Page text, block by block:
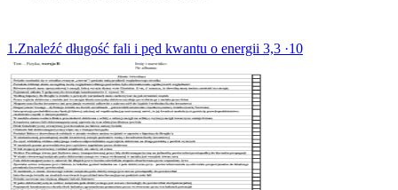
1.Znaleźć długość fali i pęd kwantu o energii 3,3 ·10